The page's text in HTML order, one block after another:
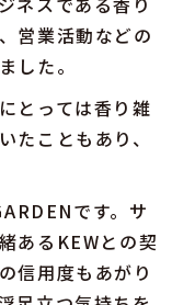
営業活動などの
した。
とっては香り雑
たこともあり、
です。サ
あるKEWとの契
信用度もあがり